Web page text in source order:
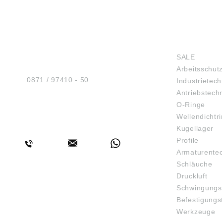
Anforderungen in Industrie, Handwerk und
Serviceumgebungen gerecht wird, ohne den
Anwendungstipps: Für konstante Performance
Einlagen-Sätzen pro Schuh. Nach dem
Waschgang bei 30 °C mit mildem Waschmittel
an der Luft vollständig trocknen lassen; keine
direkte Hitzequelle oder Trockner verwenden,
um Formstabilität und Funktion zu erhalten.
Trocknen entnehmen und den Schuh offen
auslüften. Zur Sicherung der Passform die
Insole bündig im Schuhbett ausrichten; ein
bietet die Haix® Insole Safety REFORCE wide
Tel.:0871 / 97410 - 50
SALE
Arbeitsschutz
O-Ringe
Kugellager
Profile
Schläuche
Druckluft
Werkzeuge